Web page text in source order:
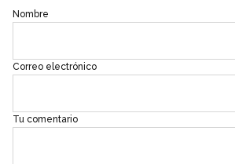
Nombre
Correo electrónico
Tu comentario